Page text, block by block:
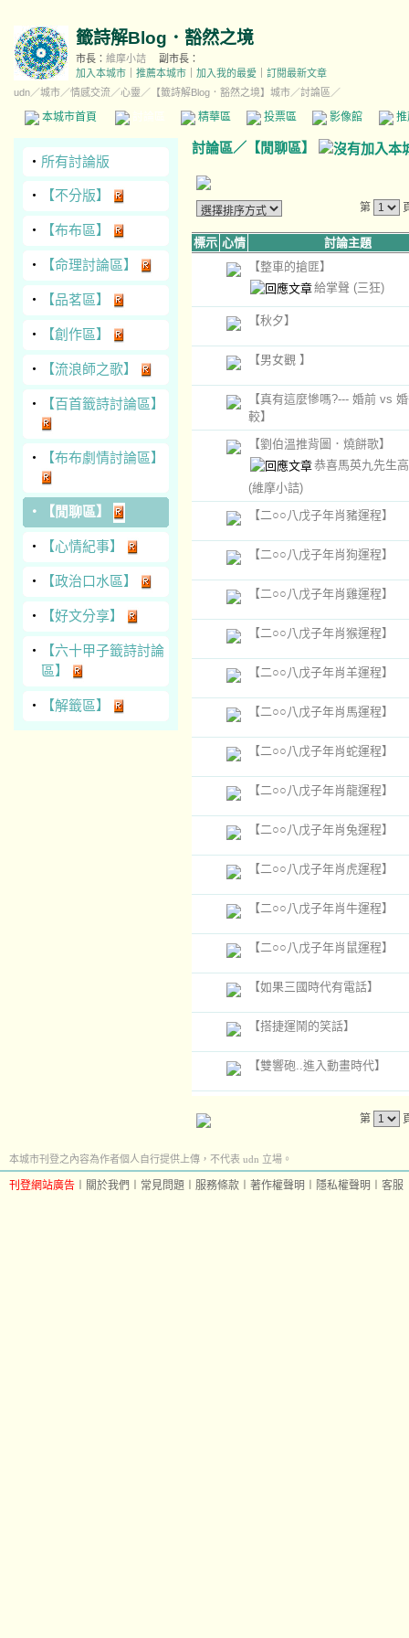
籤詩解Blog．豁然之境
市長： 維摩小詰
副市長：
加入本城市
推薦本城市 加入我的最愛
訂閱最新文章
udn／城市／情感交流／心靈 ／ 【籤詩解Blog．豁然之境】城市／討論區／
本城市首頁 精華區 投票區 影像館
‧ 所有討論版
‧ 【不分版】
‧ 【布布區】
‧ 【命理討論區】
‧ 【品茗區】
‧ 【創作區】
‧ 【流浪師之歌】
‧ 【百首籤詩討論區】
‧ 【布布劇情討論區】
‧ 【閒聊區】
‧ 【心情紀事】
‧ 【政治口水區】
‧ 【好文分享】
‧
【六十甲子籤詩討論
區】
‧ 【解籤區】
討論區／ 【閒聊區】
第
標示 心情
討論主題
【整車的搶匪】
給掌聲 (三狂)
【秋夕】
【男女觀 】
【真有這麼慘嗎?--- 婚前 vs
較】
【劉伯溫推背圖．燒餅歌】
恭喜馬英九先生
(維摩小詰)
【二○○八戊子年肖豬運程】
【二○○八戊子年肖狗運程】
【二○○八戊子年肖雞運程】
【二○○八戊子年肖猴運程】
【二○○八戊子年肖羊運程】
【二○○八戊子年肖馬運程】
【二○○八戊子年肖蛇運程】
【二○○八戊子年肖龍運程】
【二○○八戊子年肖兔運程】
【二○○八戊子年肖虎運程】
【二○○八戊子年肖牛運程】
【二○○八戊子年肖鼠運程】
【如果三國時代有電話】
【搭捷運鬧的笑話】
【雙響砲..進入動畫時代】
第
本城市刊登之內容為作者個人自行提供上傳，不代表 udn 立場。
刊登網站廣告 關於我們 常見問題 服務條款 著作權聲明 隱私權聲明 客服